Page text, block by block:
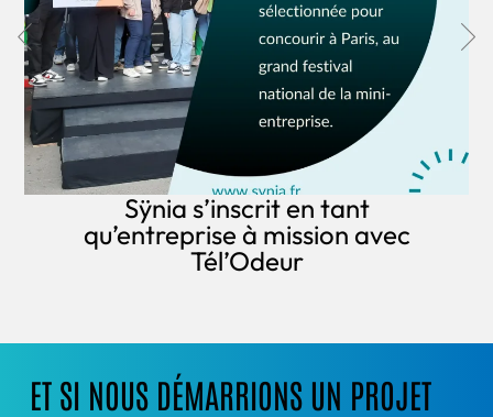
Sÿnia s’inscrit en tant
qu’entreprise à mission avec
Tél’Odeur
ET SI NOUS DÉMARRIONS UN PROJET